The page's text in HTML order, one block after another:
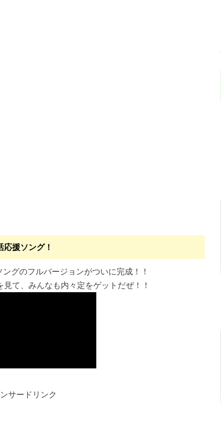
応援ソング！
グのフルバージョンがついに完成！！
て、みんなも内々定をゲットだぜ！！
サードリンク